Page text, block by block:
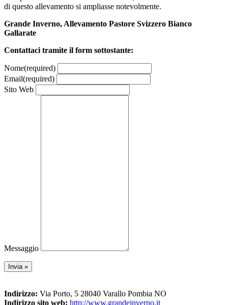
di questo allevamento si ampliasse notevolmente.
Grande Inverno, Allevamento Pastore Svizzero Bianco
Gallarate
Contattaci tramite il form sottostante:
Nome(required)
Email(required)
Sito Web
Messaggio
Indirizzo: Via Porto, 5 28040 Varallo Pombia NO
Indirizzo sito web: http://www.grandeinverno.it